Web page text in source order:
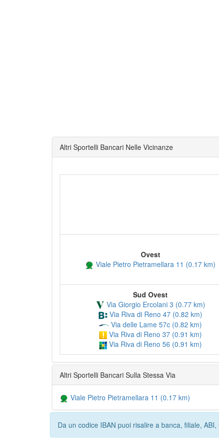
Altri Sportelli Bancari Nelle Vicinanze
Ovest
Viale Pietro Pietramellara 11 (0.17 km)
Sud Ovest
Via Giorgio Ercolani 3 (0.77 km)
Via Riva di Reno 47 (0.82 km)
Via delle Lame 57c (0.82 km)
Via Riva di Reno 37 (0.91 km)
Via Riva di Reno 56 (0.91 km)
Altri Sportelli Bancari Sulla Stessa Via
Viale Pietro Pietramellara 11 (0.17 km)
Da un codice IBAN puoi risalire a banca, filiale,